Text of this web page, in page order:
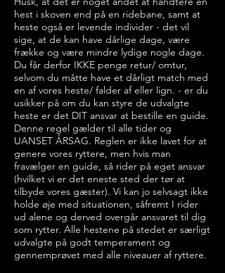
hest i skoven end på en ridebane, samt at
heste også er levende individer - det vil
sige, at de kan have dårlige dage, være
frække og være mindre lydige nogle dage.
Du får derfor IKKE penge retur/ omtur,
selvom du måtte have et dårligt match med
en af vores heste/ falder af eller lign. - er du
usikker på om du kan styre de udvalgte
heste er det DIT ansvar at bestille en guide.
Denne regel gælder til alle tider og
UANSET ÅRSAG. Reglen er ikke lavet for at
genere vores ryttere, men hvis man
fravælger en guide, så rider på eget ansvar
(hvilket vi er det eneste sted der tør at
tilbyde vores gæster). Vi kan jo selvsagt ikke
holde øje med situationen, såfremt I rider
ud alene og derved overgår ansvaret til dig
som rytter. Alle hestene på stedet er særligt
udvalgte på godt temperament og
gennemprøvet med alle niveauer af ryttere.